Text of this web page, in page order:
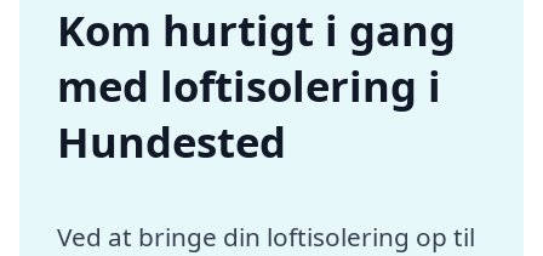
Kom hurtigt i gang
med loftisolering i
Hundested
Ved at bringe din loftisolering op til